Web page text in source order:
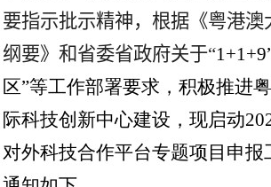
要指示批示精神，根据《粤港澳
纲要》和省委省政府关于“
区”等工作部署要求，积极推进
际科技创新中心建设，现启动
对外科技合作平台专题项目申报